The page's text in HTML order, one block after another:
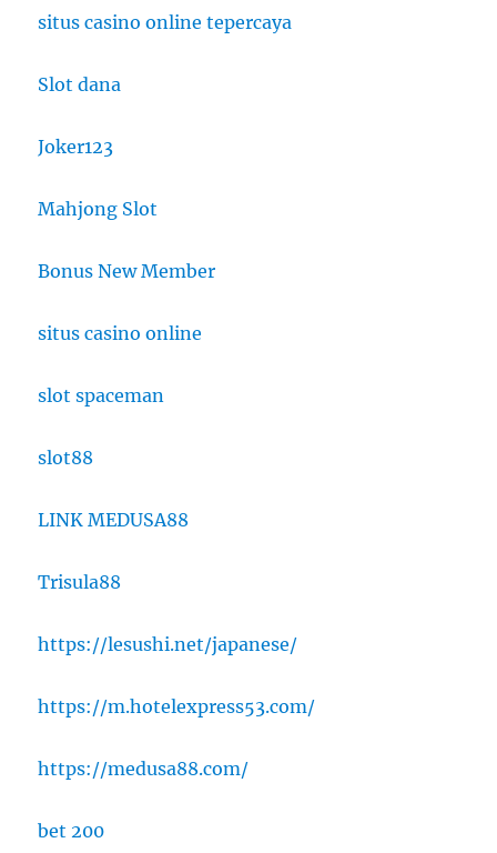
situs casino online tepercaya
Slot dana
Joker123
Mahjong Slot
Bonus New Member
situs casino online
slot spaceman
slot88
LINK MEDUSA88
Trisula88
https://lesushi.net/japanese/
https://m.hotelexpress53.com/
https://medusa88.com/
bet 200